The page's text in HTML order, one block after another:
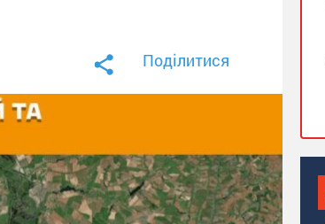
Поділитися